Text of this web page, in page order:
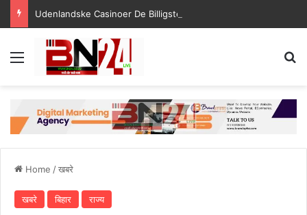
Home /खबरे
खबरे बिहार राज्य